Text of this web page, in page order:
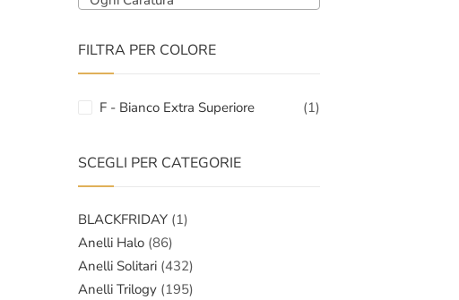
FILTRA PER COLORE
F - Bianco Extra Superiore (1)
SCEGLI PER CATEGORIE
BLACKFRIDAY (1)
Anelli Halo (86)
Anelli Solitari (432)
Anelli Trilogy (195)